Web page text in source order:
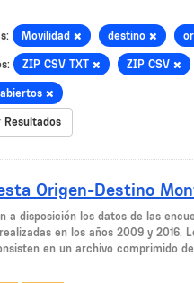
Movilidad destino
ZIP CSV TXT ZIP CSV
Resultados
Origen-Destino
a disposición los datos de las
en los años 2009 y 2016.
en un archivo comprimido